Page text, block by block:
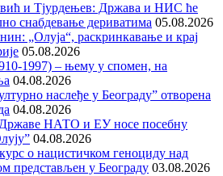
и Тјурдењев: Држава и НИС ће
снабдевање дериватима 05.08.2026
„Олуја“, раскринкавање и крај
05.08.2026
1997) – њему у спомен, на
04.08.2026
наслеђе у Београду” отворена
04.08.2026
Државе НАТО и ЕУ носе посебну
04.08.2026
о нацистичком геноциду над
представљен у Београду 03.08.2026